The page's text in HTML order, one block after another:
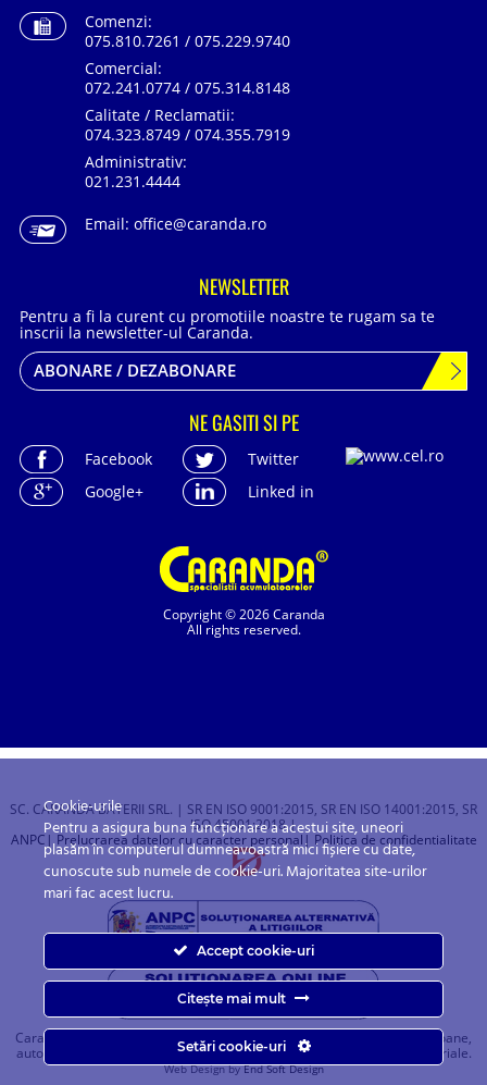
Copyright © 2026 Caranda
All rights reserved.
Comenzi:
075.810.7261 / 075.229.9740
Comercial:
072.241.0774 / 075.314.8148
Calitate / Reclamatii:
074.323.8749 / 074.355.7919
Administrativ:
021.231.4444
Email: office@caranda.ro
NEWSLETTER
Pentru a fi la curent cu promotiile noastre te rugam sa te
inscrii la newsletter-ul Caranda.
ABONARE / DEZABONARE
NE GASITI SI PE
Facebook
Twitter
Google+
Linked in
SC. CARANDA BATERII SRL. | SR EN ISO 9001:2015, SR EN ISO 14001:2015, SR
ISO 45001:2018 |
ANPC | Prelucrarea datelor cu caracter personal| Politica de confidentialitate
Caranda.ro este un magazin online cu baterii pentru automobile, camioane,
autobuze, vagoane, motociclete, tractiune, stationare si aplicatii industriale.
Web Design byEnd Soft Design
Cookie-urile
Pentru a asigura buna funcționare a acestui site, uneori
plasăm în computerul dumneavoastră mici fișiere cu date,
cunoscute sub numele de cookie-uri. Majoritatea site-urilor
mari fac acest lucru.
Accept cookie-uri
Citește mai mult
Setări cookie-uri